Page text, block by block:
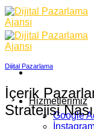
Skip
to
content
Hizmetlerimiz
Google
Dijital Pazarlama
İçerik
Stratejisi